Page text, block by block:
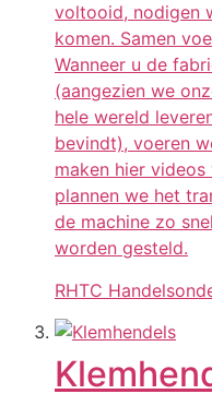
voltooid, nodigen
komen. Samen
Wanneer u de
(aangezien we
hele wereld
bevindt), voeren
maken hier
plannen we het
de machine zo
worden gesteld.
RHTC